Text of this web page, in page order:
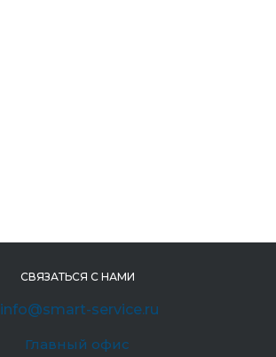
СВЯЗАТЬСЯ С НАМИ
info@smart-service.ru
Главный офис